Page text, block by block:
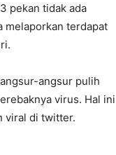
pekan tidak ada
melaporkan terdapat
angsur pulih
virus. Hal ini
viral di twitter.